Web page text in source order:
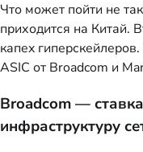
Что может пойти не
приходится на Китай.
капex
ASIC от Broadcom и
Broadcom —
инфраструктуру